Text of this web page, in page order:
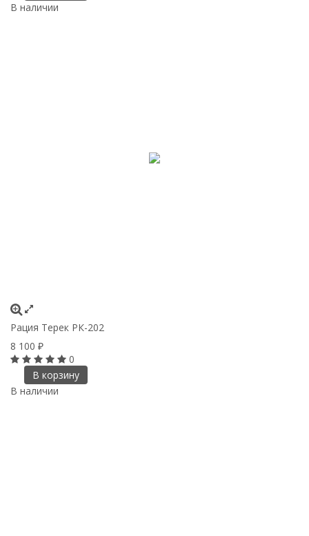
В наличии
Рация Терек РК-202
8 100 ₽
0
В корзину
В наличии